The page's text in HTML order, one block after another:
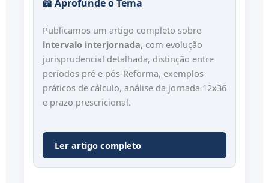
📖 Aprofunde o Tema
Publicamos um artigo completo sobre
intervalo interjornada, com evolução
jurisprudencial detalhada, distinção entre
períodos pré e pós-Reforma, exemplos
práticos de cálculo, análise da jornada 12x36
e prazo prescricional.
Ler artigo completo